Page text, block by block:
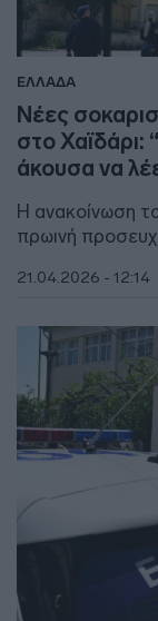
ΕΛΛΑΔΑ
Νέες
στο Χαϊδάρι:
άκουσα να
Η ανακοίνωση
πρωινή
21.04.2026 - 12:14